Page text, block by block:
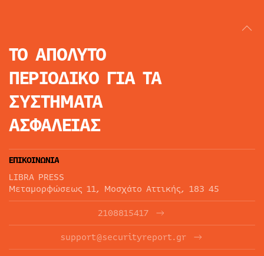
ΤΟ ΑΠΟΛΥΤΟ
ΠΕΡΙΟΔΙΚΟ ΓΙΑ ΤΑ
ΣΥΣΤΗΜΑΤΑ
ΑΣΦΑΛΕΙΑΣ
ΕΠΙΚΟΙΝΩΝΙΑ
LIBRA PRESS
Μεταμορφώσεως 11, Μοσχάτο Αττικής, 183 45
2108815417
support@securityreport.gr